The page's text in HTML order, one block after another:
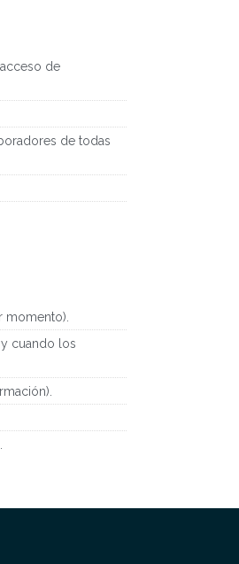
de
de todas
momento).
cuando los